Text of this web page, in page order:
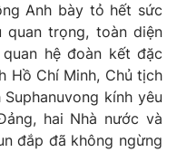
video
thao
Anh bày tỏ hết sức
trọng, toàn diện
hệ đoàn kết đặc
Hồ Chí Minh, Chủ tịch
kính yêu
hai Nhà nước và
đắp đã không ngừng